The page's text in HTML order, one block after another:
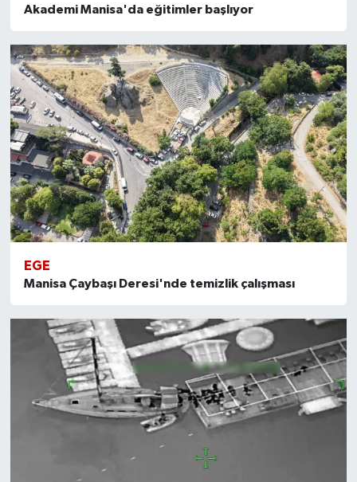
Akademi Manisa'da eğitimler başlıyor
EGE
Manisa Çaybaşı Deresi'nde temizlik çalışması